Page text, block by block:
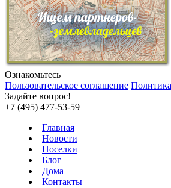
Ознакомьтесь
Пользовательское соглашение
Задайте вопрос!
+7 (495) 477-53-59
Главная
Новости
Поселки
Блог
Дома
Контакты